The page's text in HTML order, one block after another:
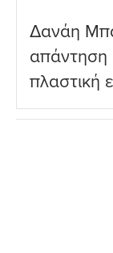
Δανάη
απάντηση
πλαστική